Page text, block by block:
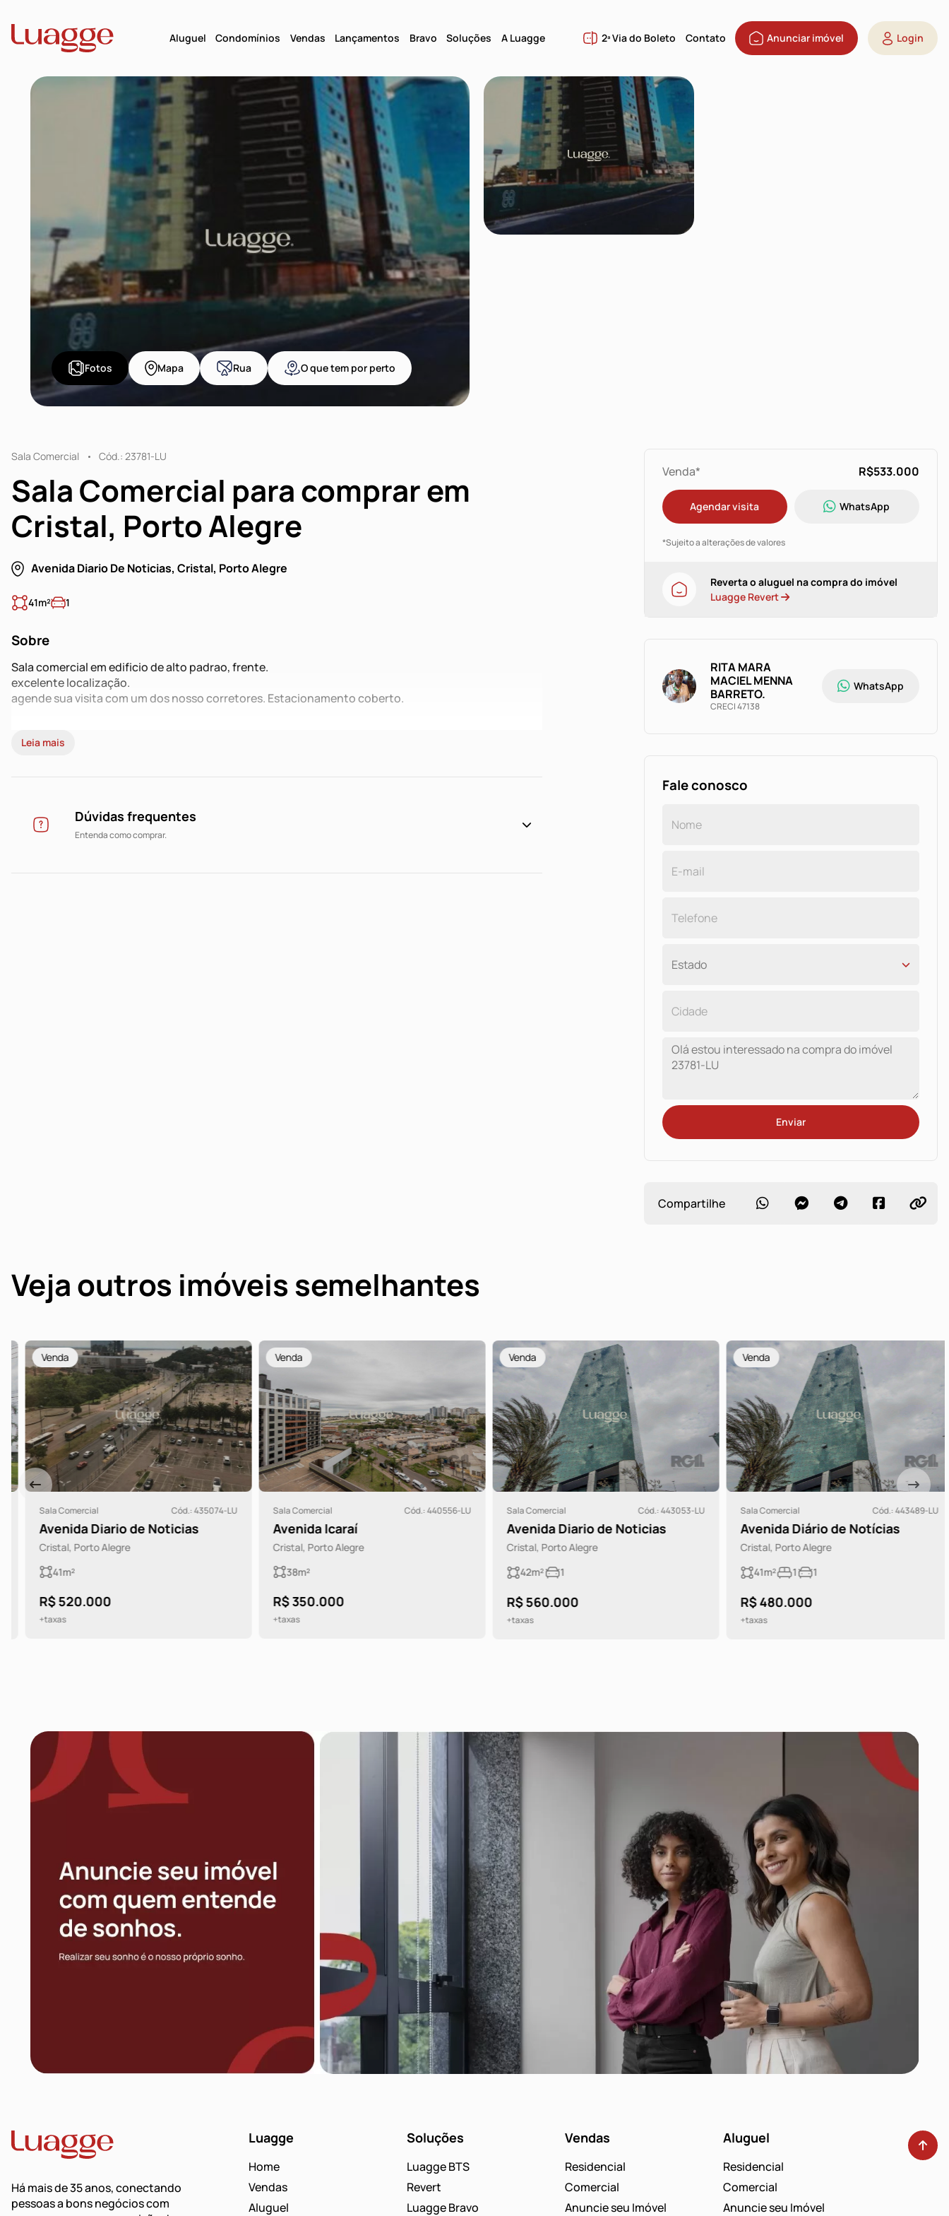
Aluguel Condomínios Vendas Lançamentos Bravo Soluções A Luagge 2ª Via do Boleto Contato Anunciar imóvel Login
Fotos Mapa Rua O que tem por perto
Sala Comercial Cód.: 23781-LU
Sala Comercial para comprar em
Cristal, Porto Alegre
Avenida Diario De Noticias, Cristal, Porto Alegre
41m² 1
Sobre
Sala comercial em edificio de alto padrao, frente.
excelente localização.
agende sua visita com um dos nosso corretores. Estacionamento coberto.
Leia mais
Dúvidas frequentes
Entenda como comprar.
Venda* R$533.000
Agendar visita WhatsApp
*Sujeito a alterações de valores
Reverta o aluguel na compra do imóvel
Luagge Revert
RITA MARA
MACIEL MENNA
BARRETO.
CRECI 47138
WhatsApp
Fale conosco
Enviar
Compartilhe
Veja outros imóveis semelhantes
Venda
Sala Comercial Cód.: 435074-LU
Avenida Diario de Noticias
Cristal, Porto Alegre
41m²
R$ 520.000
+taxas
Venda
Sala Comercial Cód.: 440556-LU
Avenida Icaraí
Cristal, Porto Alegre
38m²
R$ 350.000
+taxas
Venda
Sala Comercial Cód.: 443053-LU
Avenida Diario de Noticias
Cristal, Porto Alegre
42m²
1
R$ 560.000
+taxas
Venda
Sala Comercial Cód.: 443489-LU
Avenida Diário de Notícias
Cristal, Porto Alegre
41m²
1 1
R$ 480.000
+taxas
Há mais de 35 anos, conectando
pessoas a bons negócios com
Luagge
Home
Vendas
Aluguel
Soluções
Luagge BTS
Revert
Luagge Bravo
Vendas
Residencial
Comercial
Anuncie seu Imóvel
Aluguel
Residencial
Comercial
Anuncie seu Imóvel